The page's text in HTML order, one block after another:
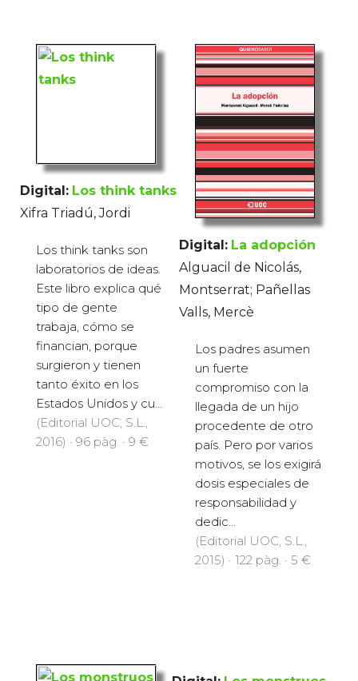
Digital: Los think tanks
Xifra Triadú, Jordi
Los think tanks son
laboratorios de ideas.
Este libro explica qué
tipo de gente
trabaja, cómo se
financian, porque
surgieron y tienen
tanto éxito en los
Estados Unidos y cu...
(Editorial UOC, S.L.,
2016) · 96 pàg. · 9 €
Digital: La adopción
Alguacil de Nicolás,
Montserrat; Pañellas
Valls, Mercè
Los padres asumen
un fuerte
compromiso con la
llegada de un hijo
procedente de otro
país. Pero por varios
motivos, se los exigirá
dosis especiales de
responsabilidad y
dedic...
(Editorial UOC, S.L.,
2015) · 122 pàg. · 5 €